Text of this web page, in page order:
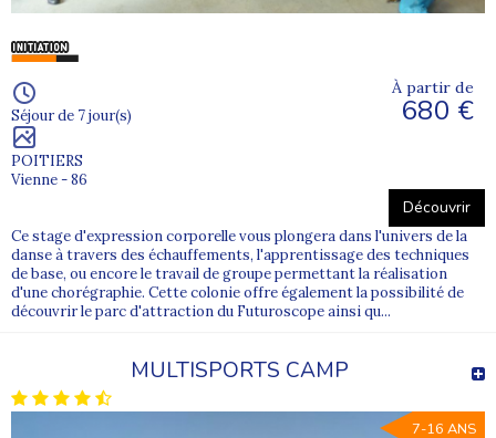
Séjour de 7 jour(s)
POITIERS
Vienne - 86
À partir de
680 €
Découvrir
Ce stage d'expression corporelle vous plongera dans l'univers de la
danse à travers des échauffements, l'apprentissage des techniques
de base, ou encore le travail de groupe permettant la réalisation
d'une chorégraphie. Cette colonie offre également la possibilité de
découvrir le parc d'attraction du Futuroscope ainsi qu...
MULTISPORTS CAMP
7-16 ANS